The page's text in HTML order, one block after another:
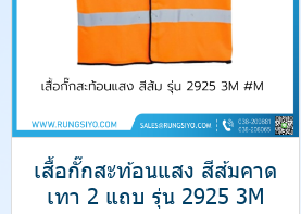
เสื้อกั๊กสะท้อนแสง สีส้มคาด
เทา 2 แถบ รุ่น 2925 3M